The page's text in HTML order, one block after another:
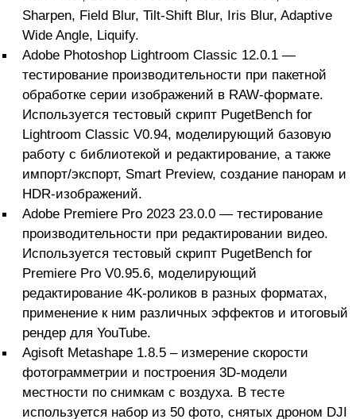
Sharpen, Field Blur, Tilt-Shift Blur, Iris Blur, Adaptive
Wide Angle, Liquify.
Adobe Photoshop Lightroom Classic 12.0.1 —
тестирование производительности при пакетной
обработке серии изображений в RAW-формате.
Используется тестовый скрипт PugetBench for
Lightroom Classic V0.94, моделирующий базовую
работу с библиотекой и редактирование, а также
импорт/экспорт, Smart Preview, создание панорам и
HDR-изображений.
Adobe Premiere Pro 2023 23.0.0 — тестирование
производительности при редактировании видео.
Используется тестовый скрипт PugetBench for
Premiere Pro V0.95.6, моделирующий
редактирование 4K-роликов в разных форматах,
применение к ним различных эффектов и итоговый
рендер для YouTube.
Agisoft Metashape 1.8.5 – измерение скорости
фотограмметрии и построения 3D-модели
местности по снимкам с воздуха. В тесте
используется набор из 50 фото, снятых дроном DJI